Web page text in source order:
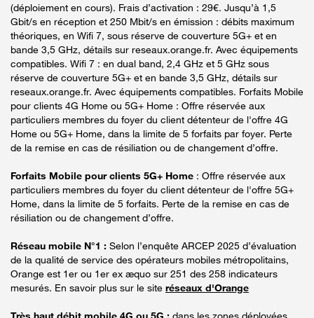
(déploiement en cours). Frais d’activation : 29€. Jusqu’à 1,5
Gbit/s en réception et 250 Mbit/s en émission : débits maximum
théoriques, en Wifi 7, sous réserve de couverture 5G+ et en
bande 3,5 GHz, détails sur reseaux.orange.fr. Avec équipements
compatibles. Wifi 7 : en dual band, 2,4 GHz et 5 GHz sous
réserve de couverture 5G+ et en bande 3,5 GHz, détails sur
reseaux.orange.fr. Avec équipements compatibles. Forfaits Mobile
pour clients 4G Home ou 5G+ Home : Offre réservée aux
particuliers membres du foyer du client détenteur de l'offre 4G
Home ou 5G+ Home, dans la limite de 5 forfaits par foyer. Perte
de la remise en cas de résiliation ou de changement d’offre.
Forfaits Mobile pour clients 5G+ Home : Offre réservée aux
particuliers membres du foyer du client détenteur de l'offre 5G+
Home, dans la limite de 5 forfaits. Perte de la remise en cas de
résiliation ou de changement d’offre.
Réseau mobile N°1 : Selon l’enquête ARCEP 2025 d’évaluation
de la qualité de service des opérateurs mobiles métropolitains,
Orange est 1er ou 1er ex æquo sur 251 des 258 indicateurs
mesurés. En savoir plus sur le site réseaux d'Orange
Très haut débit mobile 4G ou 5G : dans les zones déployées.